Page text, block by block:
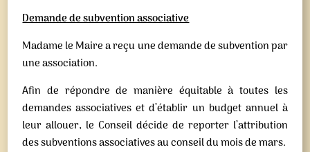
Demande de subvention associative
Madame le Maire a reçu une demande de subvention par
une association.
Afin de répondre de manière équitable à toutes les
demandes associatives et d’établir un budget annuel à
leur allouer, le Conseil décide de reporter l’attribution
des subventions associatives au conseil du mois de mars.